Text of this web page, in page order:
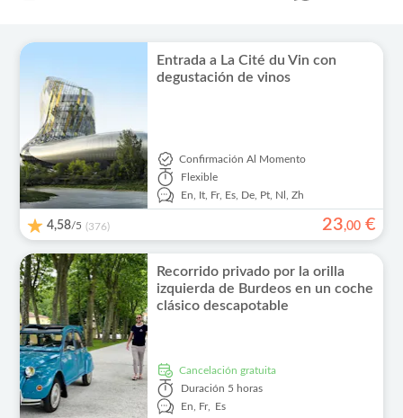
Entrada a La Cité du Vin con
degustación de vinos
Confirmación Al Momento
Flexible
En,
It, Fr, Es, De, Pt, Nl, Zh
4,58/5 (376) 23,00 €
Recorrido privado por la orilla
izquierda de Burdeos en un coche
clásico descapotable
cancelación gratuita
Duración 5 horas
En,
Fr, Es